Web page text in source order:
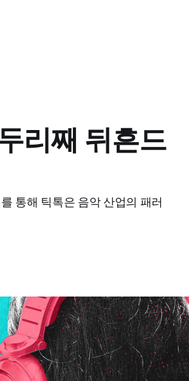
리째 뒤흔드
통해 틱톡은 음악 산업의 패러